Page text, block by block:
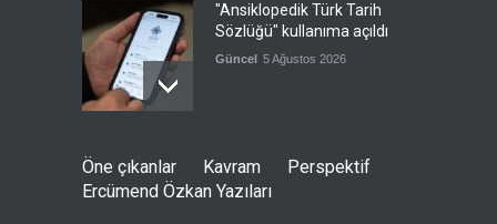
"Ansiklopedik Türk Tarih
Sözlüğü" kullanıma açıldı
Güncel 5 Ağustos 2026
Almanya'nın otomotiv
merkezli ekonomi modeli
sınıra dayandı
Öne çıkanlar Kavram
Perspektif
Ercümend Özkan Yazıları